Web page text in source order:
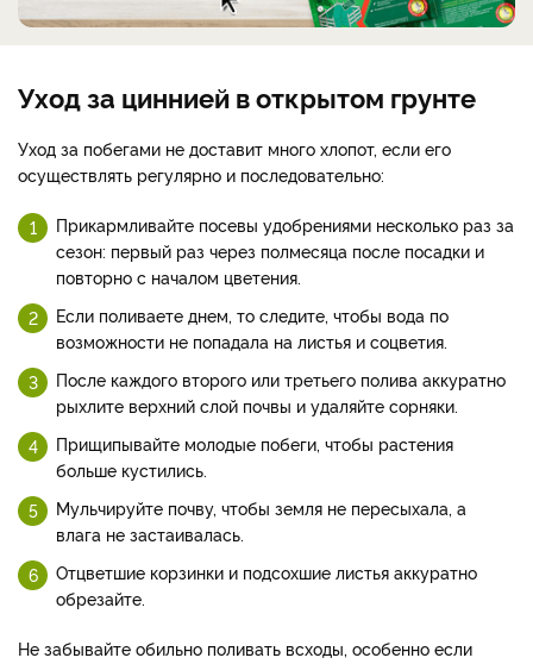
Уход за циннией в открытом грунте
Уход за побегами не доставит много хлопот, если его
осуществлять регулярно и последовательно:
Прикармливайте посевы удобрениями несколько раз за
сезон: первый раз через полмесяца после посадки и
повторно с началом цветения.
Если поливаете днем, то следите, чтобы вода по
возможности не попадала на листья и соцветия.
После каждого второго или третьего полива аккуратно
рыхлите верхний слой почвы и удаляйте сорняки.
Прищипывайте молодые побеги, чтобы растения
больше кустились.
Мульчируйте почву, чтобы земля не пересыхала, а
влага не застаивалась.
Отцветшие корзинки и подсохшие листья аккуратно
обрезайте.
Не забывайте обильно поливать всходы, особенно если